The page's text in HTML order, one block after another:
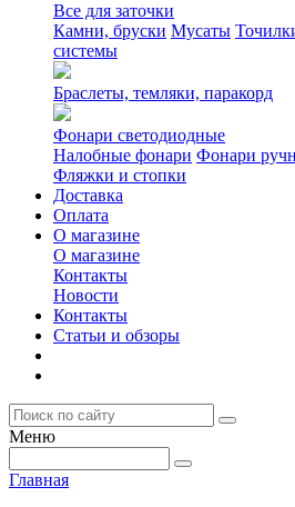
Все для заточки
Камни, бруски Мусаты
системы
Браслеты, темляки, паракорд
Фонари светодиодные
Налобные фонари Фонари
Фляжки и стопки
Доставка
Оплата
О магазине
О магазине
Контакты
Новости
Контакты
Статьи и обзоры
Меню
Главная